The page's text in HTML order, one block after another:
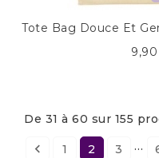
Tote Bag Douce Et
De 31 à 60 sur 155
 1 2 3 …